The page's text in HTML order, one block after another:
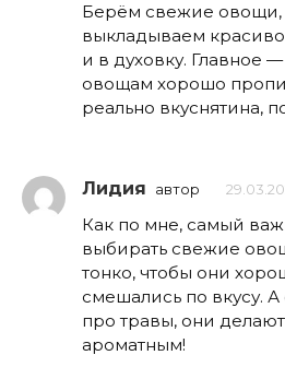
Берём свежие овощи,
выкладываем
и в духовку. Главное
овощам хорошо
реально вкуснятина,
Лидия автор
Как по мне, самый
выбирать свежие
тонко, чтобы они
смешались по вкусу.
про травы, они
ароматным!